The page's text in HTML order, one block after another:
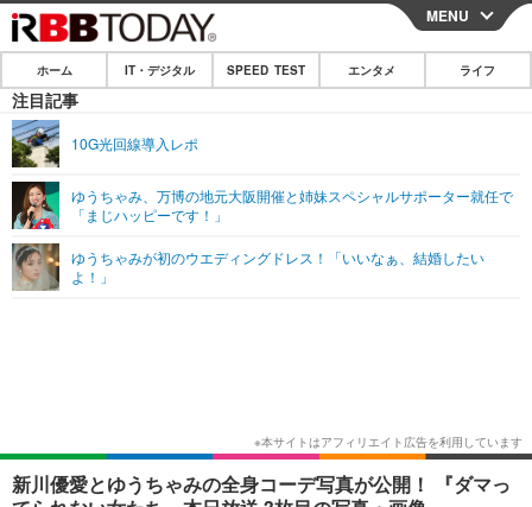
CLOSE
ホーム
IT・デジタル
ネタ
ショッピング その他
SPEED TEST
エンタメ
エンタメTOP
ショッピング その他
ライフ
MENU
ホーム IT・デジタル SPEED TEST エンタメ ライフ
注目記事
10G光回線導入レポ
ゆうちゃみ、万博の地元大阪開催と姉妹スペシャルサポーター就任で
「まじハッピーです！」
ゆうちゃみが初のウエディングドレス！「いいなぁ、結婚したい
よ！」
新川優愛とゆうちゃみの全身コーデ写真が公開！ 『ダマっ